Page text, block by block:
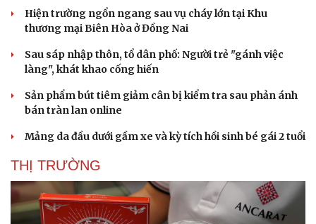
Hiện trường ngổn ngang sau vụ cháy lớn tại Khu
thương mại Biên Hòa ở Đồng Nai
Sau sáp nhập thôn, tổ dân phố: Người trẻ "gánh việc
làng", khát khao cống hiến
Sản phẩm bút tiêm giảm cân bị kiểm tra sau phản ánh
bán tràn lan online
Mảng da đầu dưới gầm xe và kỳ tích hồi sinh bé gái 2 tuổi
THỊ TRƯỜNG